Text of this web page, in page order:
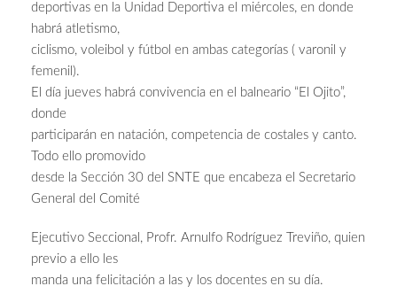
deportivas en la Unidad Deportiva el miércoles, en donde
habrá atletismo,
ciclismo, voleibol y fútbol en ambas categorías ( varonil y
femenil).
El día jueves habrá convivencia en el balneario “El Ojito”,
donde
participarán en natación, competencia de costales y canto.
Todo ello promovido
desde la Sección 30 del SNTE que encabeza el Secretario
General del Comité
Ejecutivo Seccional, Profr. Arnulfo Rodríguez Treviño, quien
previo a ello les
manda una felicitación a las y los docentes en su día.